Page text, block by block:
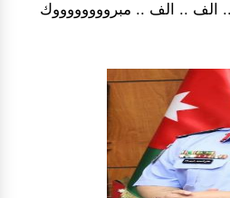
.. الف .. الف .. مبرووووووووك